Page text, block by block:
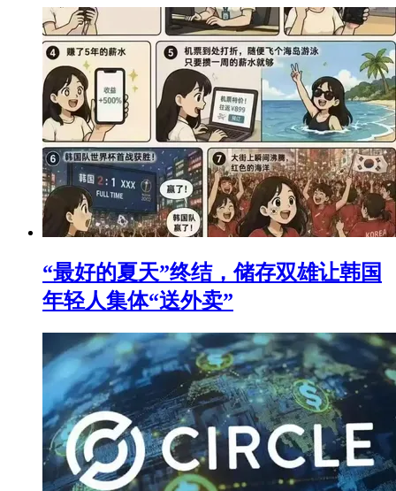
“最好的夏天”终结，储存双雄让韩国
年轻人集体“送外卖”